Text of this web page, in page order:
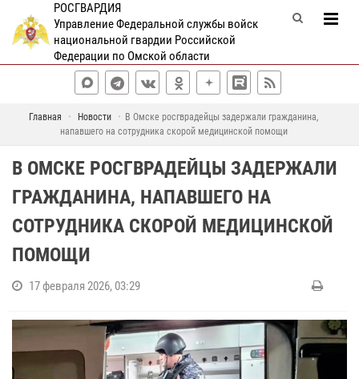
РОСГВАРДИЯ
Управление Федеральной службы войск
национальной гвардии Российской
Федерации по Омской области
Главная Новости
В Омске росгврадейцы задержали гражданина,
напавшего на сотрудника скорой медицинской помощи
В ОМСКЕ РОСГВРАДЕЙЦЫ ЗАДЕРЖАЛИ
ГРАЖДАНИНА, НАПАВШЕГО НА
СОТРУДНИКА СКОРОЙ МЕДИЦИНСКОЙ
ПОМОЩИ
17 февраля 2026, 03:29